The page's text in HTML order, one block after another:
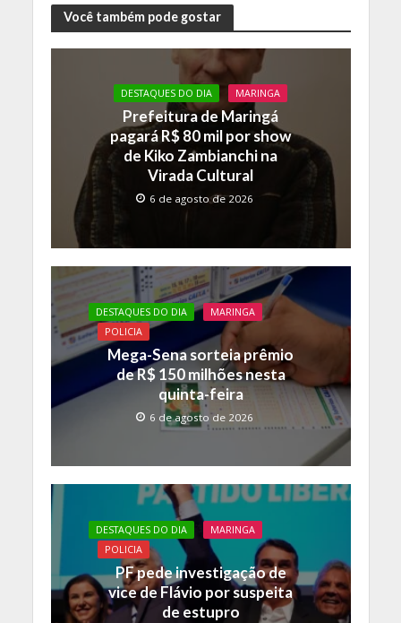
e
b
k
itt
er
at
s
A
p
p
p
y
Li
n
k
Você também pode gostar
DESTAQUES DO DIA MARINGA
Prefeitura de Maringá
pagará R$ 80 mil por show
de Kiko Zambianchi na
Virada Cultural
6 de agosto de 2026
DESTAQUES DO DIA
MARINGA
POLICIA
Mega-Sena sorteia prêmio
de R$ 150 milhões nesta
quinta-feira
6 de agosto de 2026
DESTAQUES DO DIA
MARINGA
POLICIA
PF pede investigação de
vice de Flávio por suspeita
de estupro